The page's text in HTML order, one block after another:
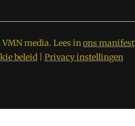
media. Lees inons manifest
beleid Privacy instellingen